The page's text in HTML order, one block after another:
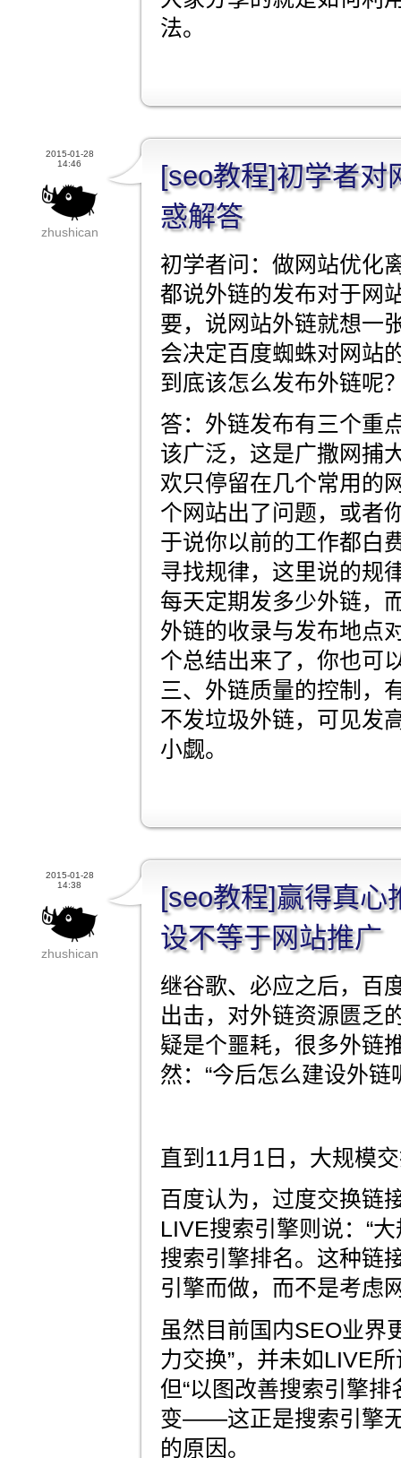
法。
2015-01-28
14:46
zhushican
[seo教程]初学者对
惑解答
初学者问：做网站优化
都说外链的发布对于网
要，说网站外链就想一
会决定百度蜘蛛对网站
到底该怎么发布外链呢
答：外链发布有三个重
该广泛，这是广撒网捕
欢只停留在几个常用的
个网站出了问题，或者
于说你以前的工作都白
寻找规律，这里说的规
每天定期发多少外链，
外链的收录与发布地点
个总结出来了，你也可
三、外链质量的控制，
不发垃圾外链，可见发
小觑。
2015-01-28
14:38
zhushican
[seo教程]赢得真心
设不等于网站推广
继谷歌、必应之后，百
出击，对外链资源匮乏
疑是个噩耗，很多外链
然：“今后怎么建设外链
直到11月1日，大规模
百度认为，过度交换链
LIVE搜索引擎则说：“
搜索引擎排名。这种链
引擎而做，而不是考虑
虽然目前国内SEO业界
力交换”，并未如LIVE
但“以图改善搜索引擎排
变——这正是搜索引擎
的原因。